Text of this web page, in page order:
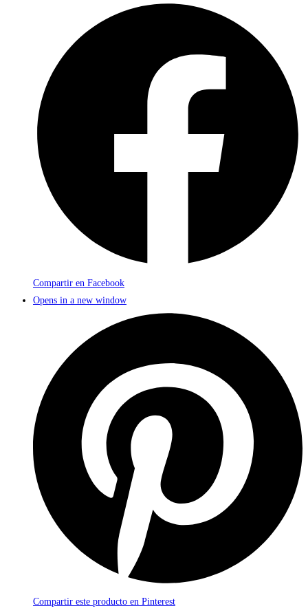
Compartir en Facebook
Opens in a new window
Compartir este producto en Pinterest